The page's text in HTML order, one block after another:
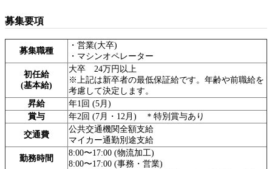
募集要項
募集職種
・営業(大卒)
・マシンオペレーター
初任給
(基本給)
大卒 24万円以上
※上記は新卒者の最低保証給です。年齢や前職給を
考慮して決定します。
昇給
年1回 (5月)
賞与
年2回 (7月・12月) ＊特別賞与あり
交通費
公共交通機関全額支給
マイカー通勤別途支給
勤務時間
8:00〜17:00 (物流加工)
8:00〜17:00 (事務・営業)